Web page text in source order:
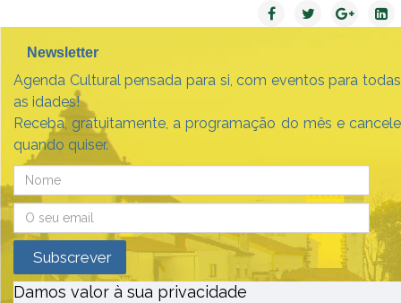
Newsletter
Agenda Cultural pensada para si, com eventos para todas
as idades!
Receba, gratuitamente, a programação do mês e cancele
quando quiser.
Damos valor à sua privacidade